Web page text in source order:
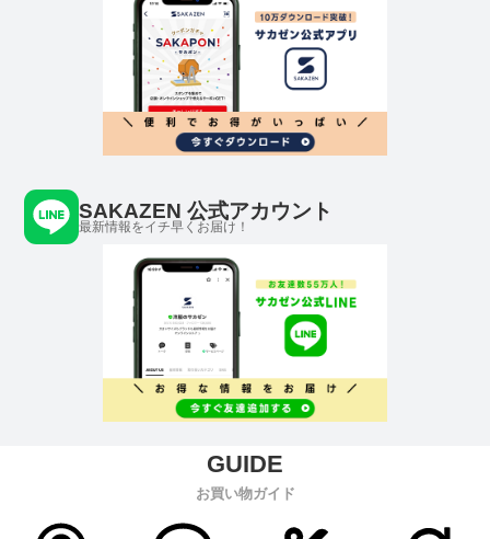
SAKAZEN 公式アカウント
最新情報をイチ早くお届け！
お買い物ガイド